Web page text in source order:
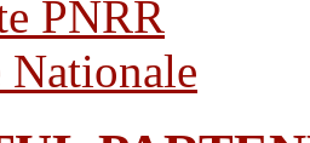
PNRR
Nationale